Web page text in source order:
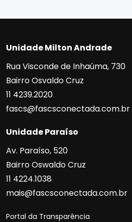
Unidade Milton Andrade
Rua Visconde de Inhaúma, 730
Bairro Osvaldo Cruz
11 4239.2020
fascs@fascsconectada.com.br
Unidade Paraíso
Av. Paraíso, 520
Bairro Oswaldo Cruz
11 4224.1038
mais@fascsconectada.com.br
Portal da Transparência